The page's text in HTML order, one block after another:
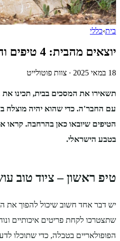
בית›כללי
יוצאים מהבית: 4 טיפים והמלצות לטיולים בלתי נשכחים עם כל החבר'ה
18 במאי 2025 · צוות פוטולייט
תשאירו את המסכים בבית, תכינו את
הטיפים שיובאו כאן בהרחבה.
בטבע הישראלי.
טיפ ראשון – ציוד טוב
יש דבר אחד חשוב שיכול להפוך את
שתצטרכו לקחת פריטים איכותיים
הפופולאריים בטבלה, כדי שתוכלו